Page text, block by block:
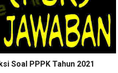
Soal PPPK Tahun 2021